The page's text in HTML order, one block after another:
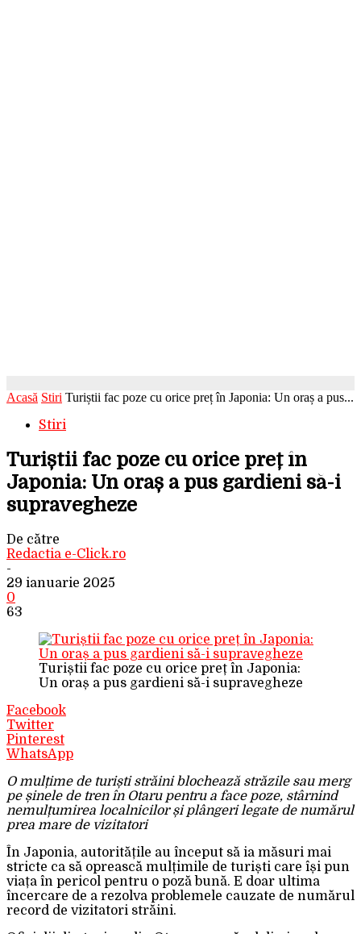
Acasă Stiri Turiștii fac poze cu orice preț în Japonia: Un oraș a pus...
Stiri
Turiștii fac poze cu orice preț în
Japonia: Un oraș a pus gardieni să-i
supravegheze
De către
Redactia e-Click.ro
-
29 ianuarie 2025
0
63
Turiștii fac poze cu orice preț în Japonia:
Un oraș a pus gardieni să-i supravegheze
Facebook
Twitter
Pinterest
WhatsApp
O mulțime de turiști străini blochează străzile sau merg
pe șinele de tren în Otaru pentru a face poze, stârnind
nemulțumirea localnicilor și plângeri legate de numărul
prea mare de vizitatori
În Japonia, autoritățile au început să ia măsuri mai
stricte ca să oprească mulțimile de turiști care își pun
viața în pericol pentru o poză bună. E doar ultima
încercare de a rezolva problemele cauzate de numărul
record de vizitatori străini.